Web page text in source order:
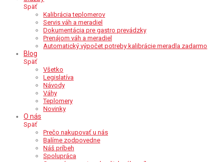
Späť
Kalibrácia teplomerov
Servis váh a meradiel
Dokumentácia pre gastro prevádzky
Prenájom váh a meradiel
Automatický výpočet potreby kalibrácie meradla zadarmo
Blog
Späť
Všetko
Legislatíva
Návody
Váhy
Teplomery
Novinky
O nás
Späť
Prečo nakupovať u nás
Balíme zodpovedne
Náš príbeh
Spolupráca